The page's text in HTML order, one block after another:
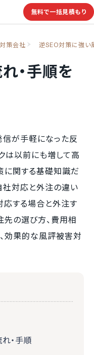
無料で一括見積もり
策会社 逆SEO対策に強い
・手順を
信が手軽になった反
は以前にも増して高
に関する基礎知識だ
社対応と外注の違い
応する場合と外注す
先の選び方、費用相
効果的な風評被害対
・手順